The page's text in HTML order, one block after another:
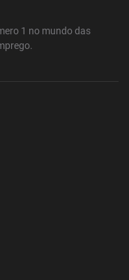
1 no mundo das